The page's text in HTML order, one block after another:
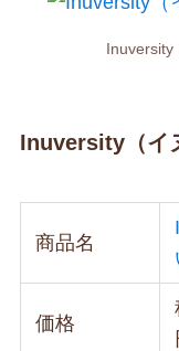
Inuversity
Inuversity（イ
商品名
価格